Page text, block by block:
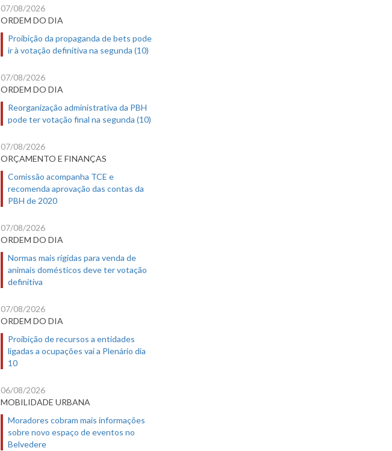
07/08/2026
ORDEM DO DIA
Proibição da propaganda de bets pode
ir à votação definitiva na segunda (10)
07/08/2026
ORDEM DO DIA
Reorganização administrativa da PBH
pode ter votação final na segunda (10)
07/08/2026
ORÇAMENTO E FINANÇAS
Comissão acompanha TCE e
recomenda aprovação das contas da
PBH de 2020
07/08/2026
ORDEM DO DIA
Normas mais rígidas para venda de
animais domésticos deve ter votação
definitiva
07/08/2026
ORDEM DO DIA
Proibição de recursos a entidades
ligadas a ocupações vai a Plenário dia
10
06/08/2026
MOBILIDADE URBANA
Moradores cobram mais informações
sobre novo espaço de eventos no
Belvedere